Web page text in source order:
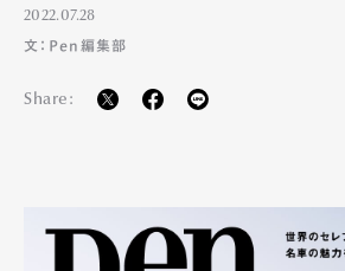
2022.07.28
文：Pen編集部
Share: